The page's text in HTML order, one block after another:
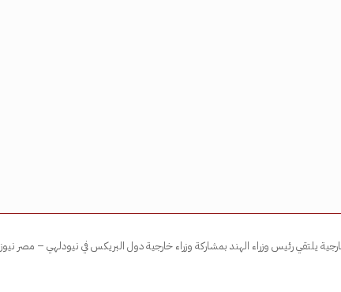
يلتقي رئيس وزراء الهند بمشاركة وزراء خارجية دول البريكس في نيودلهي – مصر نيوز